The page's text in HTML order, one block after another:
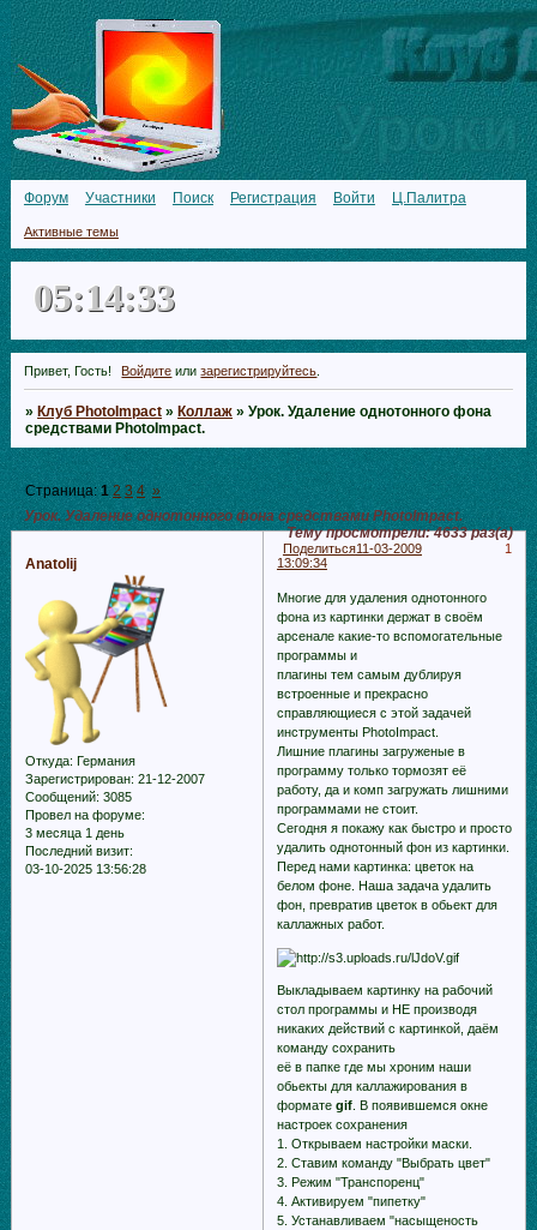
Форум Участники Поиск Регистрация Войти Ц.Палитра
Активные темы
05:14:34
Привет, Гость! Войдите илизарегистрируйтесь
»Клуб PhotoImpact »Коллаж »Урок. Удаление однотонного фона
средствами PhotoImpact.
Урок. Удаление однотонного фона средствами PhotoImpact.
Тему просмотрели:4633раз(а)
Страница:1 2 3 4 »
Поделиться 1
11-03-2009
13:09:34
Anatolij
Откуда: Германия
Зарегистрирован: 21-12-2007
Сообщений: 3085
Провел на форуме:
3 месяца 1 день
Последний визит:
03-10-2025 13:56:28
Многие для удаления однотонного
фона из картинки держат в своём
арсенале какие-то вспомогательные
программы и
плагины тем самым дублируя
встроенные и прекрасно
справляющиеся с этой задачей
инструменты PhotoImpact.
Лишние плагины загруженые в
программу только тормозят её
работу, да и комп загружать лишними
программами не стоит.
Сегодня я покажу как быстро и просто
удалить однотонный фон из картинки.
Перед нами картинка: цветок на
белом фоне. Наша задача удалить
фон, превратив цветок в обьект для
каллажных работ.
Выкладываем картинку на рабочий
стол программы и НЕ производя
никаких действий с картинкой, даём
команду сохранить
её в папке где мы хроним наши
обьекты для каллажирования в
формате gif. В появившемся окне
настроек сохранения
1. Открываем настройки маски.
2. Ставим команду "Выбрать цвет"
3. Режим "Транспоренц"
4. Активируем "пипетку"
5. Устанавливаем "насыщеность